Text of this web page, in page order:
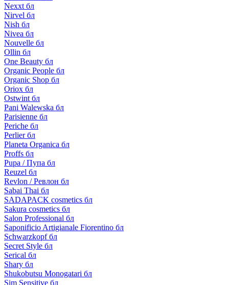
Nexxt бл
Nirvel бл
Nish бл
Nivea бл
Nouvelle бл
Ollin бл
One Beauty бл
Organic People бл
Organic Shop бл
Oriox бл
Ostwint бл
Pani Walewska бл
Parisienne бл
Periche бл
Perlier бл
Planeta Organica бл
Proffs бл
Pupa / Пупа бл
Reuzel бл
Revlon / Ревлон бл
Sabai Thai бл
SADAPACK cosmetics бл
Sakura cosmetics бл
Salon Professional бл
Saponificio Artigianale Fiorentino бл
Schwarzkopf бл
Secret Style бл
Serical бл
Shary бл
Shukobutsu Monogatari бл
Sim Sensitive бл